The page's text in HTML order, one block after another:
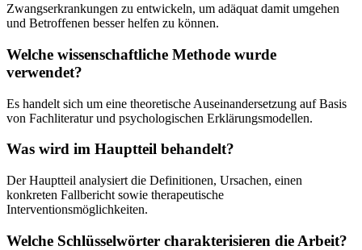
Zwangserkrankungen zu entwickeln, um adäquat damit umgehen
und Betroffenen besser helfen zu können.
Welche wissenschaftliche Methode wurde
verwendet?
Es handelt sich um eine theoretische Auseinandersetzung auf Basis
von Fachliteratur und psychologischen Erklärungsmodellen.
Was wird im Hauptteil behandelt?
Der Hauptteil analysiert die Definitionen, Ursachen, einen
konkreten Fallbericht sowie therapeutische
Interventionsmöglichkeiten.
Welche Schlüsselwörter charakterisieren die Arbeit?